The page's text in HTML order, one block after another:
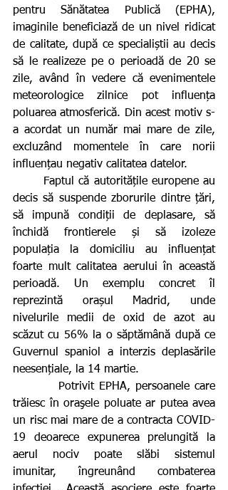
pentru Sănătatea Publică (EPHA),
imaginile beneficiază de un nivel ridicat
de calitate, după ce specialiștii au decis
să le realizeze pe o perioadă de 20 se
zile, având în vedere că evenimentele
meteorologice zilnice pot influența
poluarea atmosferică. Din acest motiv s-
a acordat un număr mai mare de zile,
excluzând momentele în care norii
influențau negativ calitatea datelor.
decis să suspende zborurile dintre țări,
să impună condiții de deplasare, să
închidă frontierele și să izoleze
populația la domiciliu au influențat
foarte mult calitatea aerului în această
perioadă. Un exemplu concret îl
reprezintă orașul Madrid, unde
nivelurile medii de oxid de azot au
scăzut cu 56% la o săptămână după ce
Guvernul spaniol a interzis deplasările
neesențiale, la 14 martie.
trăiesc în oraşele poluate ar putea avea
un risc mai mare de a contracta COVID-
19 deoarece expunerea prelungită la
aerul nociv poate slăbi sistemul
imunitar, îngreunând combaterea